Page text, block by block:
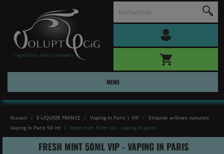
MENU
Accueil E-LIQUIDE FRANCE Vaping In Paris | VIP
Eliquide arômes naturels
Vaping In Paris 50 ml
fresh mint 50ml vip - vaping in paris
FRESH MINT 50ML VIP - VAPING IN PARIS